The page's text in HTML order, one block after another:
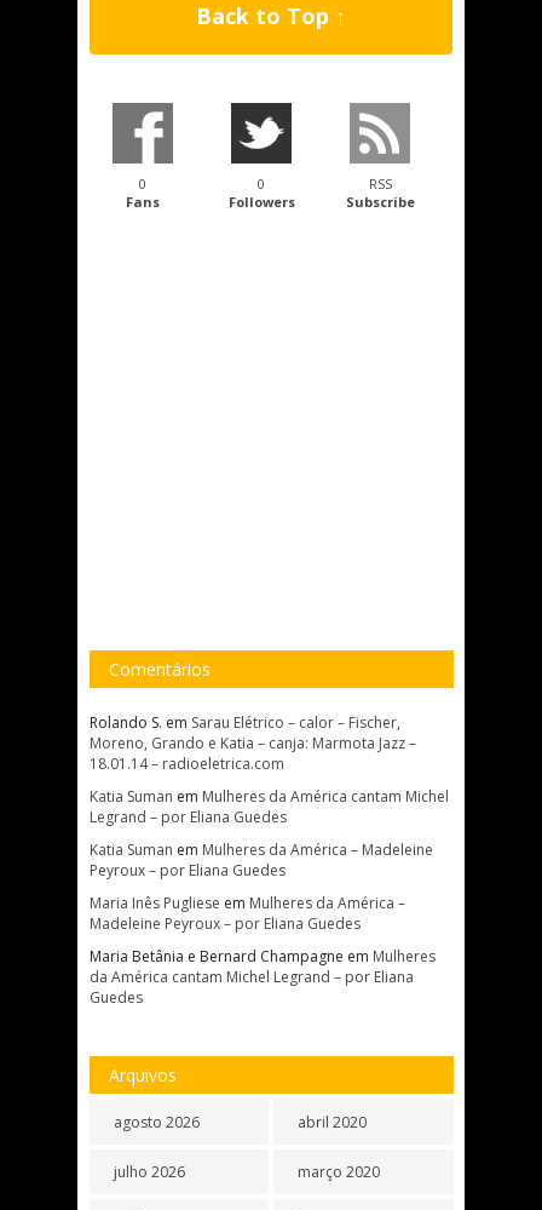
Back to Top ↑
0
Fans
0
Followers
RSS
Subscribe
Comentários
Rolando S. em Sarau Elétrico – calor – Fischer,
Moreno, Grando e Katia – canja: Marmota Jazz –
18.01.14 – radioeletrica.com
Katia Suman em Mulheres da América cantam Michel
Legrand – por Eliana Guedes
Katia Suman em Mulheres da América – Madeleine
Peyroux – por Eliana Guedes
Maria Inês Pugliese em Mulheres da América –
Madeleine Peyroux – por Eliana Guedes
Maria Betânia e Bernard Champagne em Mulheres
da América cantam Michel Legrand – por Eliana
Guedes
Arquivos
agosto 2026
julho 2026
abril 2020
março 2020